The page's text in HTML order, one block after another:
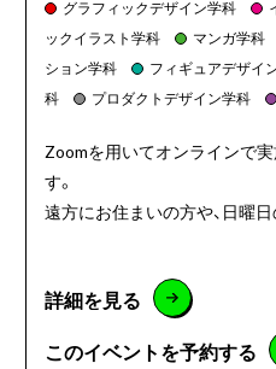
グラフィックデザイン学科
ックイラスト学科
マンガ学科
ション学科
フィギュアデザイ
科
プロダクトデザイン学科
Zoomを用いてオンラインで
す。
遠方にお住まいの方や、日曜
詳細を見る
このイベントを予約する